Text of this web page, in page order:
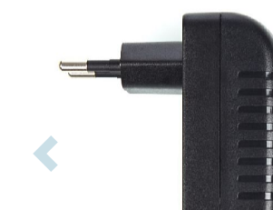
Předchozí